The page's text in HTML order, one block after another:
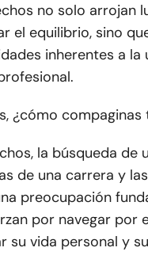
no solo arrojan
el equilibrio, sino
inherentes a
¿cómo
la búsqueda
de una carrera y
preocupación
por navegar por
su vida personal y